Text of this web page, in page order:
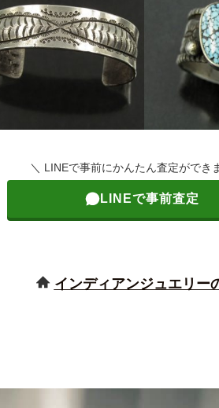
＼ LINEで事前にかんたん査定ができ
LINEで事前査定
インディアンジュエリー